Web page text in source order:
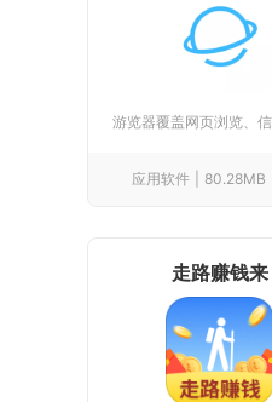
应用软件 80.28MB
走路赚钱来